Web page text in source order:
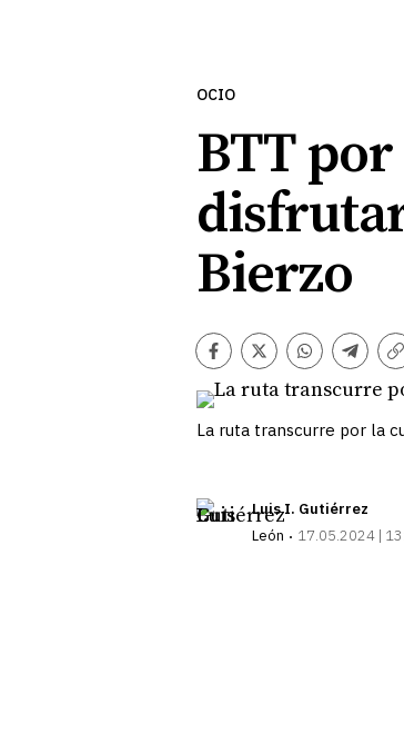
OCIO
BTT
Bierzo
Facebook
TwitterWhatsapp
Comentarios
La ruta transcurre por la
Luis I. Gutiérrez
León
17.05.2024 |